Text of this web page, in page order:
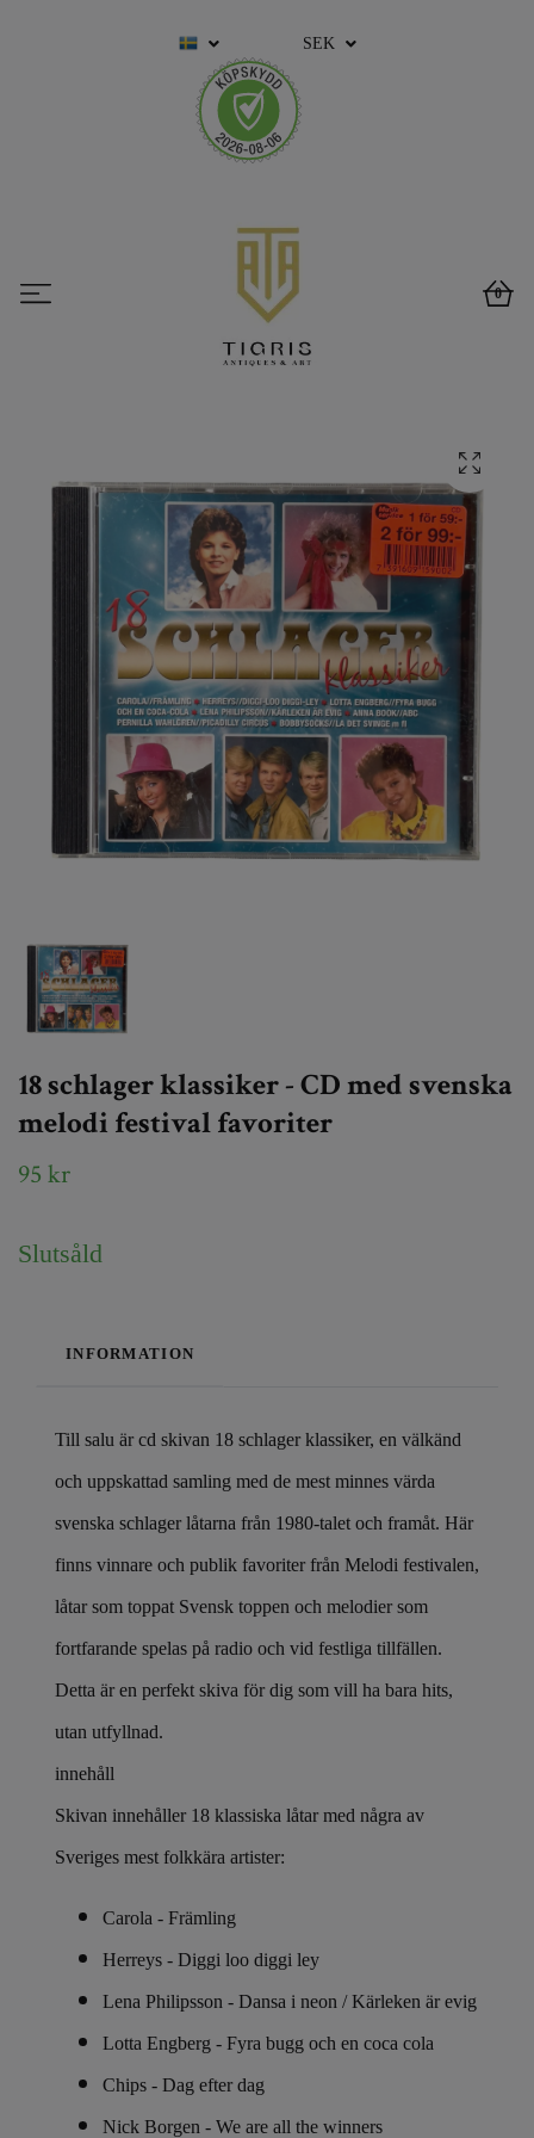
SEK
0
18 schlager klassiker - CD med svenska
melodi festival favoriter
95 kr
Slutsåld
INFORMATION
Till salu är cd skivan 18 schlager klassiker, en välkänd
och uppskattad samling med de mest minnes värda
svenska schlager låtarna från 1980-talet och framåt. Här
finns vinnare och publik favoriter från Melodi festivalen,
låtar som toppat Svensk toppen och melodier som
fortfarande spelas på radio och vid festliga tillfällen.
Detta är en perfekt skiva för dig som vill ha bara hits,
utan utfyllnad.
innehåll
Skivan innehåller 18 klassiska låtar med några av
Sveriges mest folkkära artister:
Carola - Främling
Herreys - Diggi loo diggi ley
Lena Philipsson - Dansa i neon / Kärleken är evig
Lotta Engberg - Fyra bugg och en coca cola
Chips - Dag efter dag
Nick Borgen - We are all the winners